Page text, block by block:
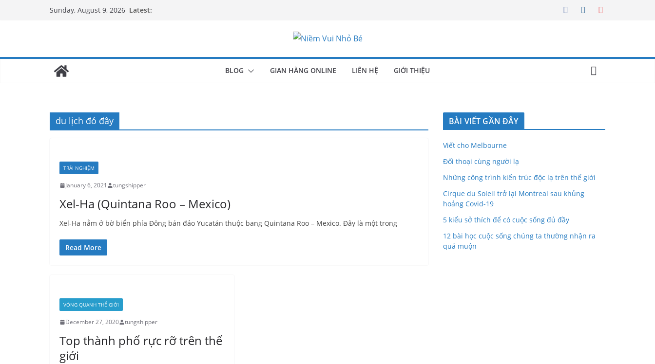
Sunday, August 9, 2026 Latest:
BLOG GIAN HÀNG ONLINE LIÊN HỆ GIỚI THIỆU
du lịch đó đây
TRẢI NGHIỆM
January 6, 2021 tungshipper
Xel-Ha (Quintana Roo – Mexico)
Xel-Ha nằm ở bờ biển phía Đông bán đảo Yucatán thuộc bang Quintana Roo – Mexico. Đây là một trong
Read More
VÒNG QUANH THẾ GIỚI
December 27, 2020 tungshipper
Top thành phố rực rỡ trên thế
giới
BÀI VIẾT GẦN ĐÂY
Viết cho Melbourne
Đối thoại cùng người lạ
Những công trình kiến trúc độc lạ trên thế giới
Cirque du Soleil trở lại Montreal sau khủng
hoảng Covid-19
5 kiểu sở thích để có cuộc sống đủ đầy
12 bài học cuộc sống chúng ta thường nhận ra
quá muộn